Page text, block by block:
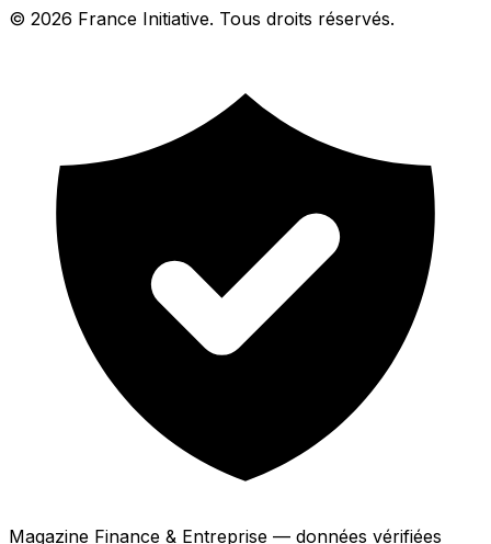
© 2026 France Initiative. Tous droits réservés.
Magazine Finance & Entreprise — données vérifiées